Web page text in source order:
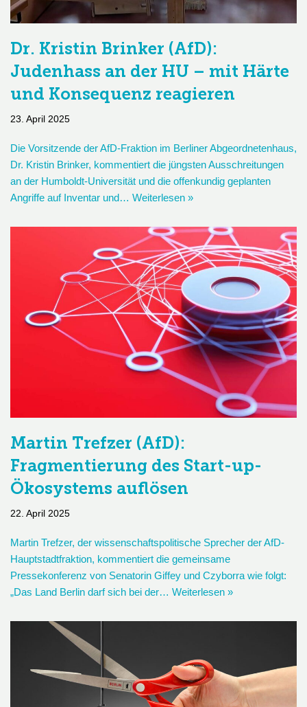
Dr. Kristin Brinker (AfD):
Judenhass an der HU – mit Härte
und Konsequenz reagieren
23. April 2025
Die Vorsitzende der AfD-Fraktion im Berliner Abgeordnetenhaus,
Dr. Kristin Brinker, kommentiert die jüngsten Ausschreitungen
an der Humboldt-Universität und die offenkundig geplanten
Angriffe auf Inventar und… Weiterlesen »
Martin Trefzer (AfD):
Fragmentierung des Start-up-
Ökosystems auflösen
22. April 2025
Martin Trefzer, der wissenschaftspolitische Sprecher der AfD-
Hauptstadtfraktion, kommentiert die gemeinsame
Pressekonferenz von Senatorin Giffey und Czyborra wie folgt:
„Das Land Berlin darf sich bei der… Weiterlesen »